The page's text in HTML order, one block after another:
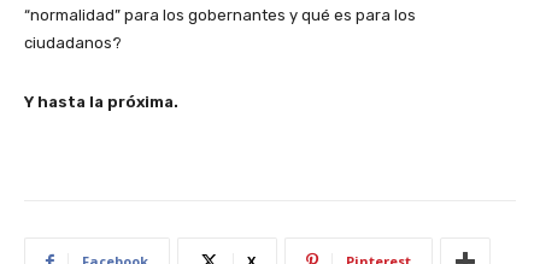
“normalidad” para los gobernantes y qué es para los
ciudadanos?
Y hasta la próxima.